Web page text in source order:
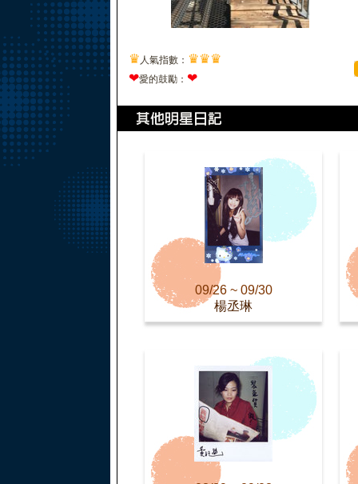
♛ 人氣指數： ♛♛♛
❤愛的鼓勵： ❤
09/26 ~ 09/30
楊丞琳